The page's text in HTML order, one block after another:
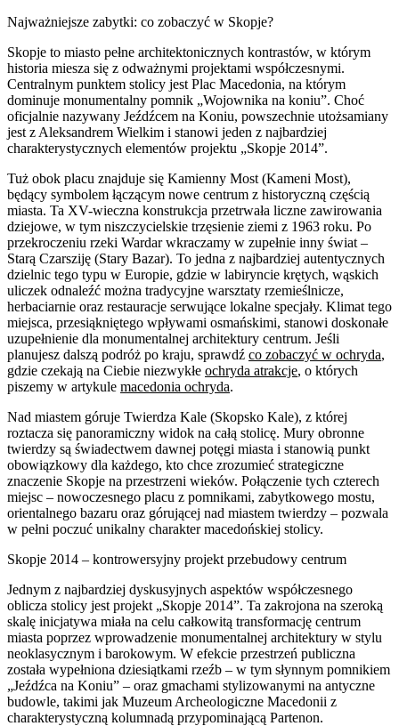
Najważniejsze zabytki: co zobaczyć w Skopje?
Skopje to miasto pełne architektonicznych kontrastów, w którym
historia miesza się z odważnymi projektami współczesnymi.
Centralnym punktem stolicy jest Plac Macedonia, na którym
dominuje monumentalny pomnik „Wojownika na koniu”. Choć
oficjalnie nazywany Jeźdźcem na Koniu, powszechnie utożsamiany
jest z Aleksandrem Wielkim i stanowi jeden z najbardziej
charakterystycznych elementów projektu „Skopje 2014”.
Tuż obok placu znajduje się Kamienny Most (Kameni Most),
będący symbolem łączącym nowe centrum z historyczną częścią
miasta. Ta XV-wieczna konstrukcja przetrwała liczne zawirowania
dziejowe, w tym niszczycielskie trzęsienie ziemi z 1963 roku. Po
przekroczeniu rzeki Wardar wkraczamy w zupełnie inny świat –
Starą Czarsziję (Stary Bazar). To jedna z najbardziej autentycznych
dzielnic tego typu w Europie, gdzie w labiryncie krętych, wąskich
uliczek odnaleźć można tradycyjne warsztaty rzemieślnicze,
herbaciarnie oraz restauracje serwujące lokalne specjały. Klimat tego
miejsca, przesiąkniętego wpływami osmańskimi, stanowi doskonałe
uzupełnienie dla monumentalnej architektury centrum. Jeśli
planujesz dalszą podróż po kraju, sprawdź co zobaczyć w ochryda,
gdzie czekają na Ciebie niezwykłe ochryda atrakcje, o których
piszemy w artykule macedonia ochryda.
Nad miastem góruje Twierdza Kale (Skopsko Kale), z której
roztacza się panoramiczny widok na całą stolicę. Mury obronne
twierdzy są świadectwem dawnej potęgi miasta i stanowią punkt
obowiązkowy dla każdego, kto chce zrozumieć strategiczne
znaczenie Skopje na przestrzeni wieków. Połączenie tych czterech
miejsc – nowoczesnego placu z pomnikami, zabytkowego mostu,
orientalnego bazaru oraz górującej nad miastem twierdzy – pozwala
w pełni poczuć unikalny charakter macedońskiej stolicy.
Skopje 2014 – kontrowersyjny projekt przebudowy centrum
Jednym z najbardziej dyskusyjnych aspektów współczesnego
oblicza stolicy jest projekt „Skopje 2014”. Ta zakrojona na szeroką
skalę inicjatywa miała na celu całkowitą transformację centrum
miasta poprzez wprowadzenie monumentalnej architektury w stylu
neoklasycznym i barokowym. W efekcie przestrzeń publiczna
została wypełniona dziesiątkami rzeźb – w tym słynnym pomnikiem
„Jeźdźca na Koniu” – oraz gmachami stylizowanymi na antyczne
budowle, takimi jak Muzeum Archeologiczne Macedonii z
charakterystyczną kolumnadą przypominającą Partenon.